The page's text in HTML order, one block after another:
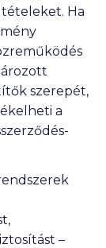
Ha
szerepét,
a
–